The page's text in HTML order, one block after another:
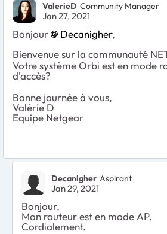
ValerieD Community Manager
Jan 27, 2021
Bonjour Decanigher,
Bienvenue sur la communauté
Votre système Orbi est en mode
d'accès?
Bonne journée à vous,
Valérie D
Equipe Netgear
Decanigher Aspirant
Jan 29, 2021
Bonjour,
Mon routeur est en mode AP.
Cordialement.